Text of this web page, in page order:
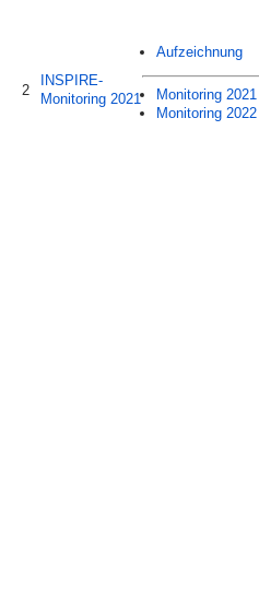
2
INSPIRE-
Monitoring 2021
Aufzeichnung
Monitoring 2021
Monitoring 2022